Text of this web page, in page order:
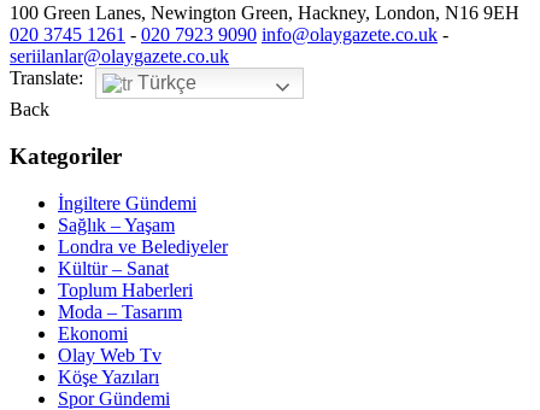
100 Green Lanes, Newington Green, Hackney, London, N16 9EH
020 3745 1261 - 020 7923 9090 info@olaygazete.co.uk -
seriilanlar@olaygazete.co.uk
Translate:
Türkçe
Back
Kategoriler
İngiltere Gündemi
Sağlık – Yaşam
Londra ve Belediyeler
Kültür – Sanat
Toplum Haberleri
Moda – Tasarım
Ekonomi
Olay Web Tv
Köşe Yazıları
Spor Gündemi